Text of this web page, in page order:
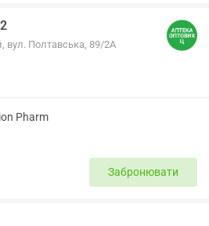
вул. Полтавська, 89/2А
Pharm
Забронювати